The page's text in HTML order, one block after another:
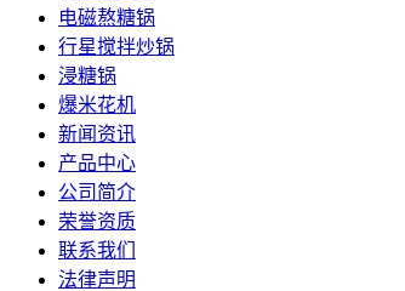
电磁熬糖锅
行星搅拌炒锅
浸糖锅
爆米花机
新闻资讯
产品中心
公司简介
荣誉资质
联系我们
法律声明